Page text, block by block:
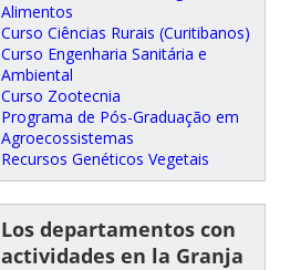
Alimentos
Curso Ciências Rurais (Curitibanos)
Curso Engenharia Sanitária e
Ambiental
Curso Zootecnia
Programa de Pós-Graduação em
Agroecossistemas
Recursos Genéticos Vegetais
Los departamentos con
actividades en la Granja